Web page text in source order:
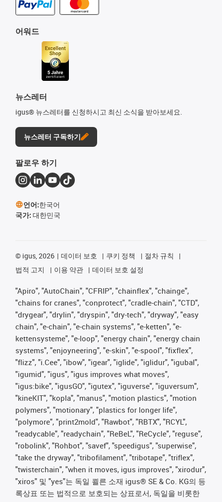
어워드
뉴스레터
igus® 뉴스레터를 신청하시고 최신 소식을 받아보세요.
뉴스레터 구독하기
팔로우 하기
언어:한국어
국가: 대한민국
© igus, 2026 데이터 보호 쿠키 정책
절차 규칙
법적 고지
이용 약관 데이터 보호 설정
"Apiro", "AutoChain", "CFRIP", "chainflex", "chainge",
"chains for cranes", "conprotect", "cradle-chain", "CTD",
"drygear", "drylin", "dryspin", "dry-tech", "dryway", "easy
chain", "e-chain", "e-chain systems", "e-ketten", "e-
kettensysteme", "e-loop", "energy chain", "energy chain
systems", "enjoyneering", "e-skin", "e-spool", "fixflex",
"flizz", "i.Cee", "ibow", "igear", "iglide", "iglidur", "igubal",
"igumid", "igus", "igus improves what moves",
"igus:bike", "igusGO", "igutex", "iguverse", "iguversum",
"kineKIT", "kopla", "manus", "motion plastics", "motion
polymers", "motionary", "plastics for longer life",
"polymore", "print2mold", "Rawbot", "RBTX", "RCYL",
"readycable", "readychain", "ReBeL", "ReCycle", "reguse",
"robolink", "Rohbot", "savef", "speedigus", "superwise",
"take the dryway", "tribofilament", "tribotape", "triflex",
"twisterchain", "when it moves, igus improves", "xirodur",
"xiros" 및 "yes"는 독일 쾰른 소재 igus® SE & Co. KG의 등
록상표 또는 법적으로 보호되는 상표로서, 독일을 비롯한